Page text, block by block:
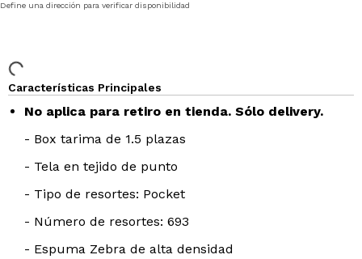
Define una dirección para verificar disponibilidad
Características Principales
No aplica para retiro en tienda. Sólo delivery.
- Box tarima de 1.5 plazas
- Tela en tejido de punto
- Tipo de resortes: Pocket
- Número de resortes: 693
- Espuma Zebra de alta densidad